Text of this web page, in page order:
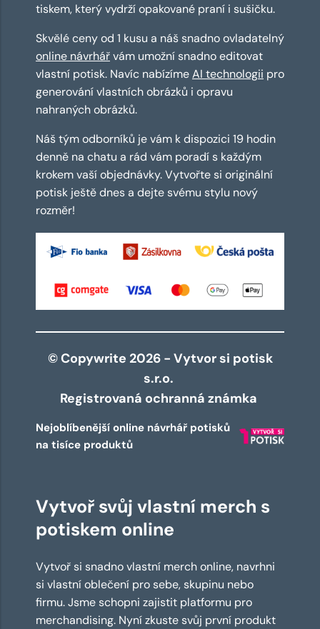
tiskem, který vydrží opakované praní i sušičku.
Skvělé ceny od 1 kusu a náš snadno ovladatelný
online návrhářvám umožní snadno editovat
vlastní potisk. Navíc nabízímeAI technologii pro
generování vlastních obrázků i opravu
nahraných obrázků.
Náš tým odborníků je vám k dispozici 19 hodin
denně na chatu a rád vám poradí s každým
krokem vaší objednávky. Vytvořte si originální
potisk ještě dnes a dejte svému stylu nový
rozměr!
© Copywrite 2026 - Vytvor si potisk
s.r.o.
Registrovaná ochranná známka
Nejoblíbenější online návrhář potisků
na tisíce produktů
Vytvoř svůj vlastní merch s
potiskem online
Vytvoř si snadno vlastní merch online, navrhni
si vlastní oblečení pro sebe, skupinu nebo
firmu. Jsme schopni zajistit platformu pro
merchandising. Nyní zkuste svůj první produkt